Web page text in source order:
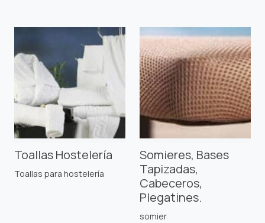
Toallas Hostelería
Toallas para hostelería
Somieres, Bases
Tapizadas,
Cabeceros,
Plegatines.
somier